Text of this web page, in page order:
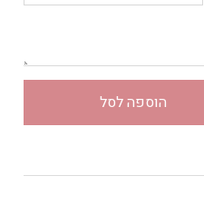
הוספה לסל